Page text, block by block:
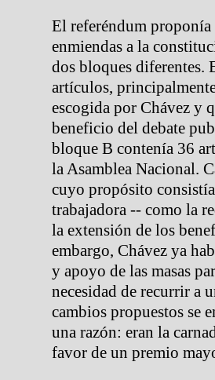
El referéndum proponía
enmiendas a la
dos bloques diferentes.
artículos,
escogida por Chávez y
beneficio del debate
bloque B contenía 36
la Asamblea Nacional.
cuyo propósito
trabajadora -- como la
la extensión de los
embargo, Chávez ya
y apoyo de las masas
necesidad de recurrir a
cambios propuestos se
una razón: eran la
favor de un premio